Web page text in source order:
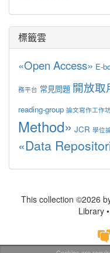
標籤雲
«Open Access» E-
務平台 常見問題 開放取
reading-group 論文寫作工作
Method» JCR 學位
«Data
This collection ©2026
Library •